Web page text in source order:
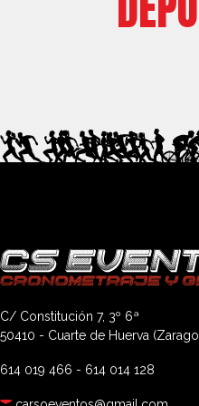
C/ Constitución 7, 3º 6ª
50410 - Cuarte de Huerva
614 019 466 - 614 014 128